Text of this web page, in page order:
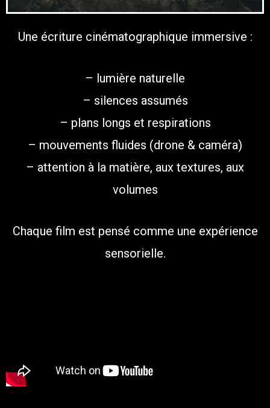
Une écriture cinématographique immersive :
– lumière naturelle
– silences assumés
– plans longs et respirations
– mouvements fluides (drone & caméra)
– attention à la matière, aux textures, aux
volumes
Chaque film est pensé comme une expérience
sensorielle.